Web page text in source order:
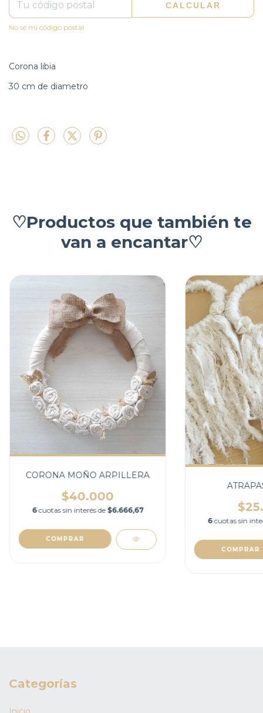
CALCULAR
No sé mi código postal
Corona libia
30 cm de diametro
♡Productos que también te
van a encantar♡
CORONA MOÑO ARPILLERA
$40.000
6 cuotas sin interés de $6.666,67
COMPRAR
6 cuotas sin
Categorías